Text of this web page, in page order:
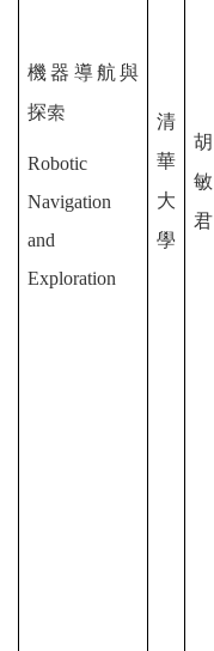
機器導航與
探索
Robotic
Navigation
and
Exploration
清
華
大
學
胡
敏
君